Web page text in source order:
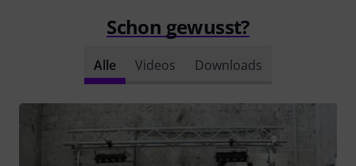
Schon gewusst?
Alle Videos Downloads